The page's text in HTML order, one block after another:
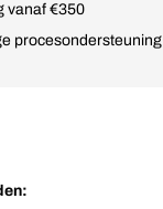
vanaf €350
procesondersteuning